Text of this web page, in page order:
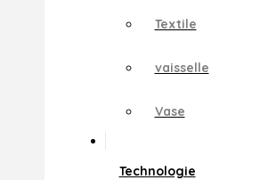
Textile
vaisselle
Vase
Technologie